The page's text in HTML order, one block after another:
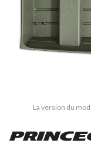
La version du